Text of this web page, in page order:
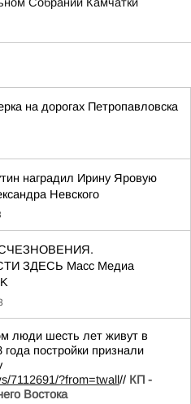
на дорогах Петропавловска
наградил Ирину Яровую
Невского
ЗДЕСЬ Масс Медиа
люди шесть лет живут в
постройки признали
7112691/?from=twall// КП -
Востока